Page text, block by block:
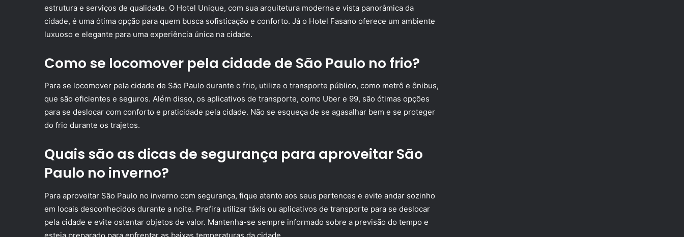
estrutura e serviços de qualidade. O Hotel Unique, com sua arquitetura moderna e vista panorâmica da
cidade, é uma ótima opção para quem busca sofisticação e conforto. Já o Hotel Fasano oferece um ambiente
luxuoso e elegante para uma experiência única na cidade.
Como se locomover pela cidade de São Paulo no frio?
Para se locomover pela cidade de São Paulo durante o frio, utilize o transporte público, como metrô e ônibus,
que são eficientes e seguros. Além disso, os aplicativos de transporte, como Uber e 99, são ótimas opções
para se deslocar com conforto e praticidade pela cidade. Não se esqueça de se agasalhar bem e se proteger
do frio durante os trajetos.
Quais são as dicas de segurança para aproveitar São
Paulo no inverno?
Para aproveitar São Paulo no inverno com segurança, fique atento aos seus pertences e evite andar sozinho
em locais desconhecidos durante a noite. Prefira utilizar táxis ou aplicativos de transporte para se deslocar
pela cidade e evite ostentar objetos de valor. Mantenha-se sempre informado sobre a previsão do tempo e
esteja preparado para enfrentar as baixas temperaturas da cidade.